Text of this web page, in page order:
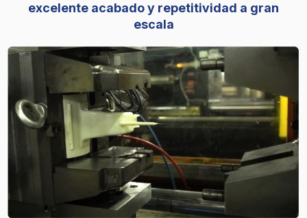
excelente acabado y repetitividad a gran
escala